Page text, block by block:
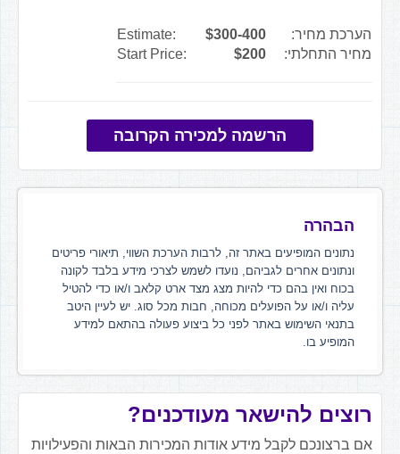
הערכת מחיר: $300-400
Estimate:
מחיר התחלתי:
$200
Start Price:
הרשמה למכירה הקרובה
הבהרה
נתונים המופיעים באתר זה, לרבות הערכת השווי, תיאורי פריטים
ונתונים אחרים לגביהם, נועדו לשמש לצרכי מידע בלבד לקונה
בכוח ואין בהם כדי להיות מצג מצד ארט קלאב ו/או כדי להטיל
עליה ו/או על הפועלים מכוחה, חבות מכל סוג. יש לעיין היטב
בתנאי השימוש באתר לפני כל ביצוע פעולה בהתאם למידע
המופיע בו.
רוצים להישאר מעודכנים?
אם ברצונכם לקבל מידע אודות המכירות הבאות והפעילויות